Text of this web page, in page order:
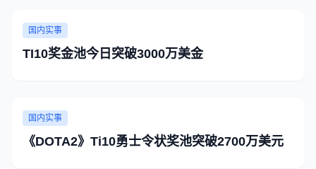
国内实事
TI10奖金池今日突破3000万美金
国内实事
《DOTA2》Ti10勇士令状奖池突破2700万美元